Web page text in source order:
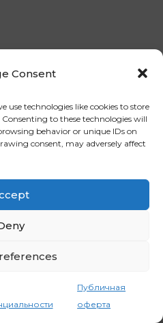
Consent
use technologies like cookies to store
to these technologies will
behavior or unique IDs on
consent, may adversely affect
Публичная
оферта
© 2026
конфиденциальности
Условия и дисклеймер